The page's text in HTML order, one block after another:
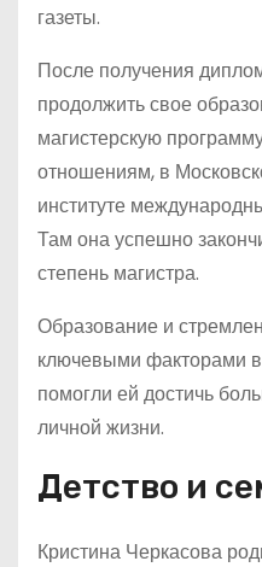
газеты.
После получения
продолжить свое
магистерскую
отношениям, в
институте
Там она успешно
степень магистра.
Образование и
ключевыми факторами
помогли ей достичь
личной жизни.
Детство и
Кристина Черкасова